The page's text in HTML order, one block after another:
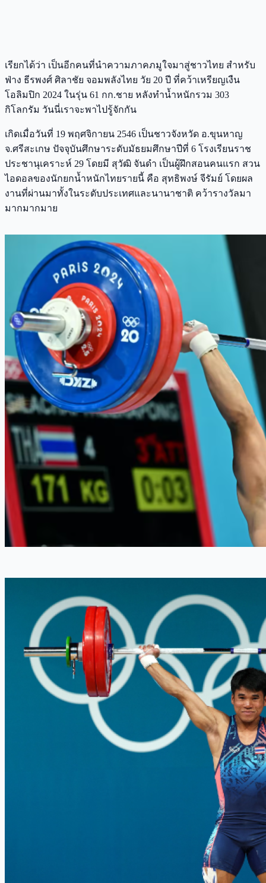
เรียกได้ว่า เป็นอีกคนที่นำความภาคภมูใจมาสู่ชาวไทย สำหรับ
ฟ่าง ธีรพงศ์ ศิลาชัย จอมพลังไทย วัย 20 ปี ที่คว้าเหรียญเงืน
โอลิมปิก 2024 ในรุ่น 61 กก.ชาย หลังทำน้ำหนักรวม 303
กิโลกรัม วันนี่เราจะพาไปรู้จักกัน
เกิดเมื่อวันที่ 19 พฤศจิกายน 2546 เป็นชาวจังหวัด อ.ขุนหาญ
จ.ศรีสะเกษ ปัจจุบันศึกษาระดับมัธยมศึกษาปีที่ 6 โรงเรียนราช
ประชานุเคราะห์ 29 โดยมี สุวัฒิ จันดำ เป็นผู้ฝึกสอนคนแรก สวน
ไอดอลของนักยกน้ำหนักไทยรายนี้ คือ สุทธิพงษ์ จีรัมย์ โดยผล
งานที่ผ่านมาทั้งในระดับประเทศและนานาชาติ คว้ารางวัลมา
มากมากมาย